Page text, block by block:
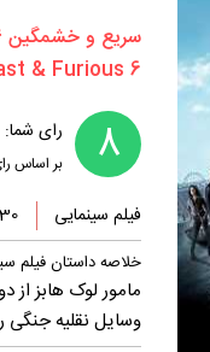
‏سریع و خشمگین ۶‏ (2013)
8 رای شما:
بر اساس
فیلم سینمایی 130
خلاصه داستان فیلم
مامور لوک هابز
وسایل نقلیه جنگی